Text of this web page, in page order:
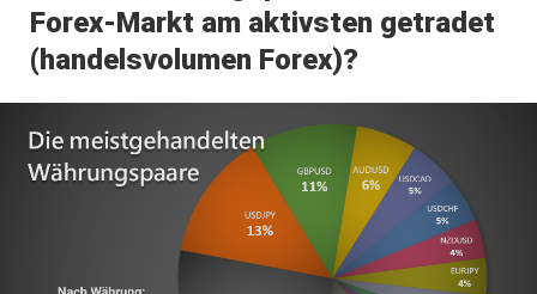
Forex-Markt am aktivsten getradet
(handelsvolumen Forex)?